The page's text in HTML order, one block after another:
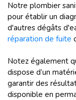
Notre plombier
pour établir un
d'autres dégâts
réparation de fuite
Notez également
dispose d’un
garantir des
disponible en